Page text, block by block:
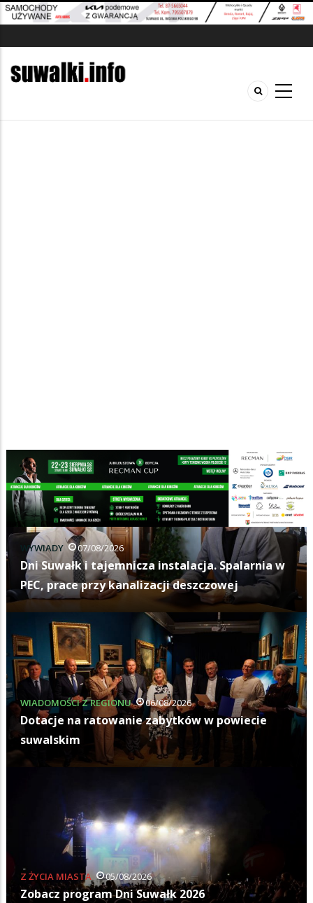
WYWIADY 07/08/2026
Dni Suwałk i tajemnicza instalacja. Spalarnia w
PEC, prace przy kanalizacji deszczowej
WIADOMOŚCI Z REGIONU 06/08/2026
Dotacje na ratowanie zabytków w powiecie
suwalskim
Z ŻYCIA MIASTA 05/08/2026
Zobacz program Dni Suwałk 2026